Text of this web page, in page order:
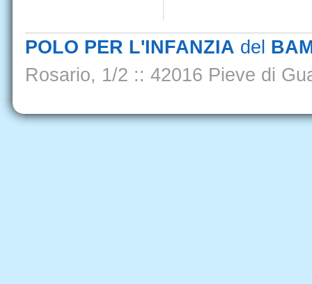
POLO PER L'INFANZIA del
Rosario, 1/2 :: 42016 Pieve di